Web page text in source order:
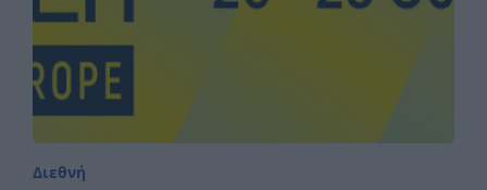
Διεθνή